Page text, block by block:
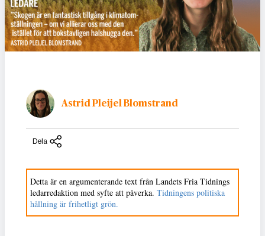
Astrid Pleijel Blomstrand
Dela
Detta är en argumenterande text från Landets Fria Tidnings
ledarredaktion med syfte att påverka. Tidningens politiska
hållning är frihetligt grön.